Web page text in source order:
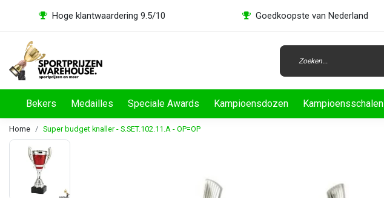
Hoge klantwaardering 9.5/10 Goedkoopste van Nederland
Bekers Medailles Speciale Awards Kampioensdozen Kampioensschalen
Home Super budget knaller - S.SET.102.11.A - OP=OP